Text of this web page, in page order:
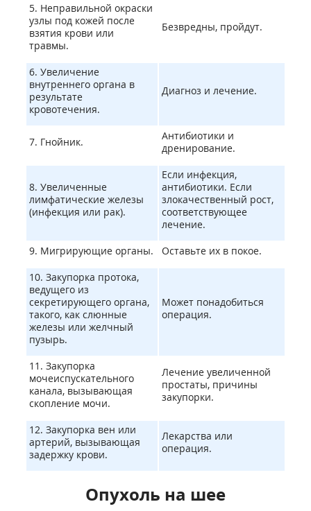
5. Неправильной окраски
узлы под кожей после
взятия крови или
травмы.
Безвредны, пройдут.
6. Увеличение
внутреннего органа в
результате
кровотечения.
Диагноз и лечение.
7. Гнойник.
Антибиотики и
дренирование.
8. Увеличенные
лимфатические железы
(инфекция или рак).
Если инфекция,
антибиотики. Если
злокачественный рост,
соответствующее
лечение.
9. Мигрирующие органы.
Оставьте их в покое.
10. Закупорка протока,
ведущего из
секретирующего органа,
такого, как слюнные
железы или желчный
пузырь.
Может понадобиться
операция.
11. Закупорка
мочеиспускательного
канала, вызывающая
скопление мочи.
Лечение увеличенной
простаты, причины
закупорки.
12. Закупорка вен или
артерий, вызывающая
задержку крови.
Лекарства или
операция.
Опухоль на шее